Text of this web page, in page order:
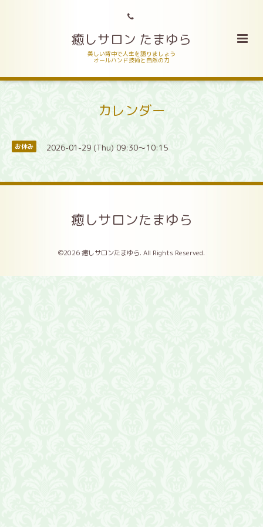
癒しサロン たまゆら
美しい背中で人生を語りましょう
オールハンド技術と自然の力
カレンダー
お休み 2026-01-29 (Thu) 09:30～10:15
癒しサロンたまゆら
©2026癒しサロンたまゆら. All Rights Reserved.